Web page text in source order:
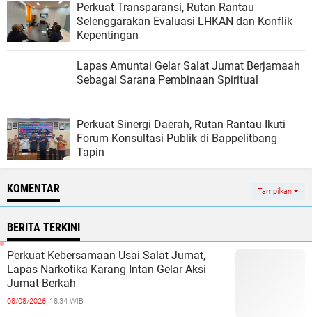
Perkuat Transparansi, Rutan Rantau
Selenggarakan Evaluasi LHKAN dan Konflik
Kepentingan
Lapas Amuntai Gelar Salat Jumat Berjamaah
Sebagai Sarana Pembinaan Spiritual
Perkuat Sinergi Daerah, Rutan Rantau Ikuti
Forum Konsultasi Publik di Bappelitbang
Tapin
KOMENTAR Tampilkan
BERITA TERKINI
Perkuat Kebersamaan Usai Salat Jumat,
Lapas Narkotika Karang Intan Gelar Aksi
Jumat Berkah
08/08/2026, 18:34 WIB